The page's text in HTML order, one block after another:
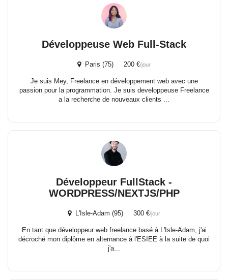
Développeuse Web Full-Stack
Paris (75) 200 €/jour
Je suis Mey, Freelance en développement web avec une
passion pour la programmation. Je suis developpeuse Freelance
a la recherche de nouveaux clients ...
Développeur FullStack -
WORDPRESS/NEXTJS/PHP
L'Isle-Adam (95) 300 €/jour
En tant que développeur web freelance basé à L'Isle-Adam, j'ai
décroché mon diplôme en alternance à l'ESIEE à la suite de quoi
j'a...